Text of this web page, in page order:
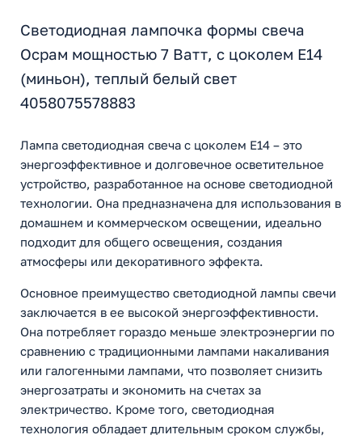
Светодиодная лампочка формы свеча
Осрам мощностью 7 Ватт, с цоколем E14
(миньон), теплый белый свет
4058075578883
Лампа светодиодная свеча с цоколем E14 – это
энергоэффективное и долговечное осветительное
устройство, разработанное на основе светодиодной
технологии. Она предназначена для использования в
домашнем и коммерческом освещении, идеально
подходит для общего освещения, создания
атмосферы или декоративного эффекта.
Основное преимущество светодиодной лампы свечи
заключается в ее высокой энергоэффективности.
Она потребляет гораздо меньше электроэнергии по
сравнению с традиционными лампами накаливания
или галогенными лампами, что позволяет снизить
энергозатраты и экономить на счетах за
электричество. Кроме того, светодиодная
технология обладает длительным сроком службы,